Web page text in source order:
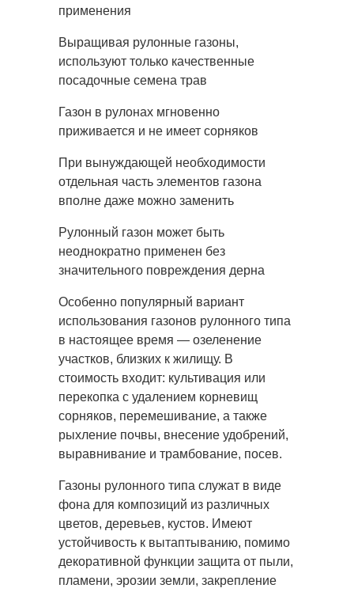
применения
Выращивая рулонные газоны,
используют только качественные
посадочные семена трав
Газон в рулонах мгновенно
приживается и не имеет сорняков
При вынуждающей необходимости
отдельная часть элементов газона
вполне даже можно заменить
Рулонный газон может быть
неоднократно применен без
значительного повреждения дерна
Особенно популярный вариант
использования газонов рулонного типа
в настоящее время — озеленение
участков, близких к жилищу. В
стоимость входит: культивация или
перекопка с удалением корневищ
сорняков, перемешивание, а также
рыхление почвы, внесение удобрений,
выравнивание и трамбование, посев.
Газоны рулонного типа служат в виде
фона для композиций из различных
цветов, деревьев, кустов. Имеют
устойчивость к вытаптыванию, помимо
декоративной функции защита от пыли,
пламени, эрозии земли, закрепление